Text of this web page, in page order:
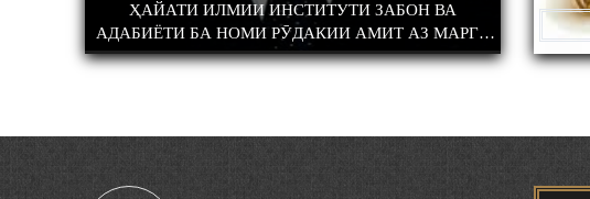
ҲУСНИ МАЪНӢ НАГУЗОРАД, КИ ТУ АЗ ЁД РАВӢ